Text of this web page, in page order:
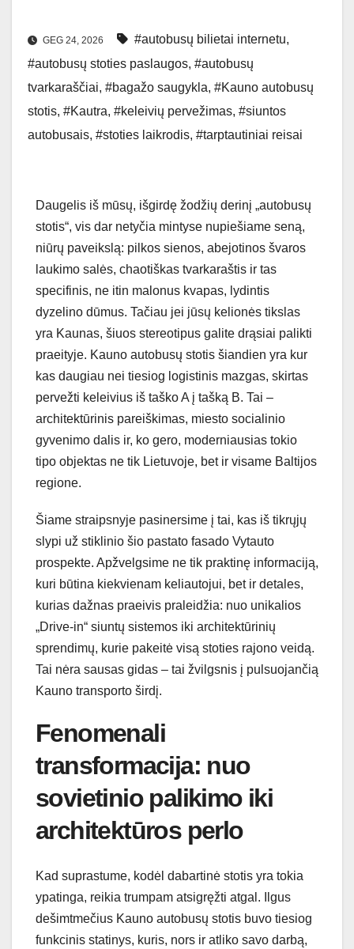
GEG 24, 2026 #autobusų bilietai internetu,
#autobusų stoties paslaugos, #autobusų
tvarkaraščiai, #bagažo saugykla, #Kauno autobusų
stotis, #Kautra, #keleivių pervežimas, #siuntos
autobusais, #stoties laikrodis, #tarptautiniai reisai
Daugelis iš mūsų, išgirdę žodžių derinį „autobusų
stotis“, vis dar netyčia mintyse nupiešiame seną,
niūrų paveikslą: pilkos sienos, abejotinos švaros
laukimo salės, chaotiškas tvarkaraštis ir tas
specifinis, ne itin malonus kvapas, lydintis
dyzelino dūmus. Tačiau jei jūsų kelionės tikslas
yra Kaunas, šiuos stereotipus galite drąsiai palikti
praeityje. Kauno autobusų stotis šiandien yra kur
kas daugiau nei tiesiog logistinis mazgas, skirtas
pervežti keleivius iš taško A į tašką B. Tai –
architektūrinis pareiškimas, miesto socialinio
gyvenimo dalis ir, ko gero, moderniausias tokio
tipo objektas ne tik Lietuvoje, bet ir visame Baltijos
regione.
Šiame straipsnyje pasinersime į tai, kas iš tikrųjų
slypi už stiklinio šio pastato fasado Vytauto
prospekte. Apžvelgsime ne tik praktinę informaciją,
kuri būtina kiekvienam keliautojui, bet ir detales,
kurias dažnas praeivis praleidžia: nuo unikalios
„Drive-in“ siuntų sistemos iki architektūrinių
sprendimų, kurie pakeitė visą stoties rajono veidą.
Tai nėra sausas gidas – tai žvilgsnis į pulsuojančią
Kauno transporto širdį.
Fenomenali
transformacija: nuo
sovietinio palikimo iki
architektūros perlo
Kad suprastume, kodėl dabartinė stotis yra tokia
ypatinga, reikia trumpam atsigręžti atgal. Ilgus
dešimtmečius Kauno autobusų stotis buvo tiesiog
funkcinis statinys, kuris, nors ir atliko savo darbą,